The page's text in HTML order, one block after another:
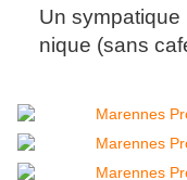
Un sympatique
nique (sans